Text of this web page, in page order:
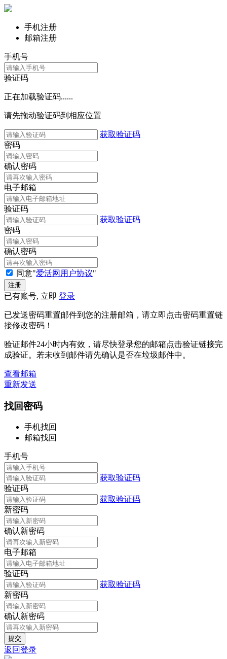
手机注册
邮箱注册
手机号
验证码
正在加载验证码......
请先拖动验证码到相应位置
获取验证码
密码
确认密码
电子邮箱
验证码
获取验证码
密码
确认密码
同意"爱活网用户协议"
已有账号, 立即 登录
已发送密码重置邮件到您的注册邮箱，请立即点击密码重置链
接修改密码！
验证邮件24小时内有效，请尽快登录您的邮箱点击验证链接完
成验证。若未收到邮件请先确认是否在垃圾邮件中。
查看邮箱
重新发送
找回密码
手机找回
邮箱找回
手机号
获取验证码
验证码
获取验证码
新密码
确认新密码
电子邮箱
验证码
获取验证码
新密码
确认新密码
返回登录